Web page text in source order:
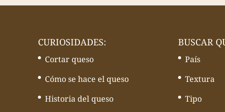
CURIOSIDADES:
Cortar queso
Cómo se hace el queso
Historia del queso
BUSCAR
País
Textura
Tipo